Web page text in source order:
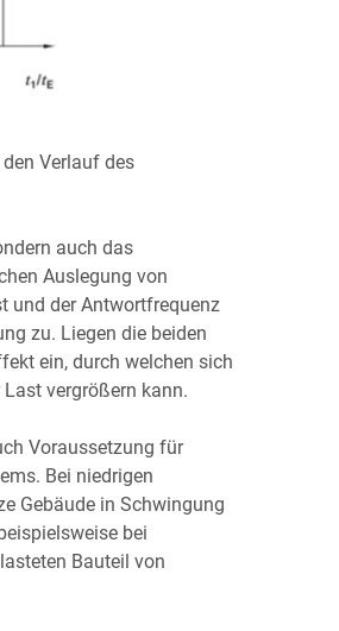
Verlauf des
auch das
Auslegung von
und der Antwortfrequenz
zu. Liegen die beiden
ein, durch welchen sich
vergrößern kann.
Voraussetzung für
Bei niedrigen
Gebäude in Schwingung
bei
Bauteil von